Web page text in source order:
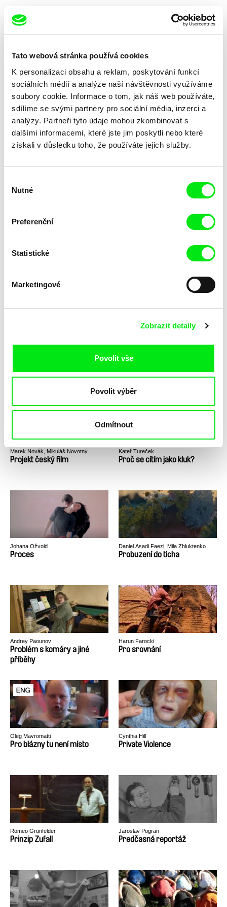
Tato webová stránka používá cookies
K personalizaci obsahu a reklam, poskytování funkcí
sociálních médií a analýze naší návštěvnosti využíváme
soubory cookie. Informace o tom, jak náš web používáte,
sdílíme se svými partnery pro sociální média, inzerci a
analýzy. Partneři tyto údaje mohou zkombinovat s
dalšími informacemi, které jste jim poskytli nebo které
získali v důsledku toho, že používáte jejich služby.
souhlasu
Nutné
Preferenční
Statistické
Marketingové
Zobrazit detaily
Povolit vše
Povolit výběr
Odmítnout
Thomas A. Østbye
Pryč z Norska
Lenka Jirků
První poslední cesta
Laila Pakalniņa Federico Ferrone, Michele Manzolini
Marek Novák, Mikuláš Novotný
Projekt český film
Kateř Tureček
Proč se cítím jako kluk?
Johana Ožvold
Proces
Daniel Asadi Faezi, Mila Zhluktenko
Probuzení do ticha
Andrey Paounov
Problém s komáry a jiné
příběhy
Harun Farocki
Pro srovnání
Oleg Mavromatti
Pro blázny tu není místo
Cynthia Hill
Private Violence
Romeo Grünfelder
Prinzip Zufall
Jaroslav Pogran
Predčasná reportáž